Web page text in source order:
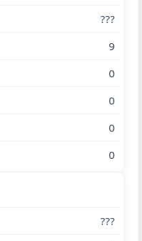
???
9
0
0
0
0
???